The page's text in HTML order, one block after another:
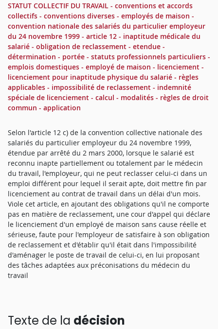
STATUT COLLECTIF DU TRAVAIL - conventions et accords
collectifs - conventions diverses - employés de maison -
convention nationale des salariés du particulier employeur
du 24 novembre 1999 - article 12 - inaptitude médicale du
salarié - obligation de reclassement - etendue -
détermination - portée - statuts professionnels particuliers -
emplois domestiques - employé de maison - licenciement -
licenciement pour inaptitude physique du salarié - règles
applicables - impossibilité de reclassement - indemnité
spéciale de licenciement - calcul - modalités - règles de droit
commun - application
Selon l'article 12 c) de la convention collective nationale des
salariés du particulier employeur du 24 novembre 1999,
étendue par arrêté du 2 mars 2000, lorsque le salarié est
reconnu inapte partiellement ou totalement par le médecin
du travail, l'employeur, qui ne peut reclasser celui-ci dans un
emploi différent pour lequel il serait apte, doit mettre fin par
licenciement au contrat de travail dans un délai d'un mois.
Viole cet article, en ajoutant des obligations qu'il ne comporte
pas en matière de reclassement, une cour d'appel qui déclare
le licenciement d'un employé de maison sans cause réelle et
sérieuse, faute pour l'employeur de satisfaire à son obligation
de reclassement et d'établir qu'il était dans l'impossibilité
d'aménager le poste de travail de celui-ci, en lui proposant
des tâches adaptées aux préconisations du médecin du
travail
Texte de la décision